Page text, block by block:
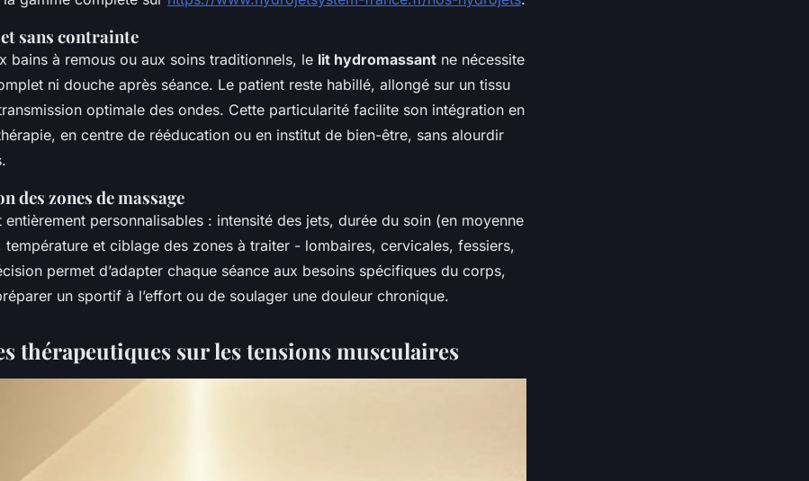
sans contrainte
bains à remous ou aux soins traditionnels, le lit hydromassant ne nécessite
ni douche après séance. Le patient reste habillé, allongé sur un tissu
optimale des ondes. Cette particularité facilite son intégration en
en centre de rééducation ou en institut de bien-être, sans alourdir
des zones de massage
entièrement personnalisables : intensité des jets, durée du soin (en moyenne
température et ciblage des zones à traiter - lombaires, cervicales, fessiers,
permet d’adapter chaque séance aux besoins spécifiques du corps,
un sportif à l’effort ou de soulager une douleur chronique.
thérapeutiques sur les tensions musculaires